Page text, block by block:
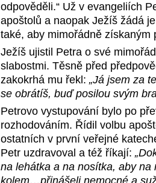
odpověděli.“ Už v evangeliích
apoštolů a naopak Ježíš žádá
také, aby mimořádně
Ježíš ujistil Petra o své
slabostmi. Těsně před
zakokrhá mu řekl: „Já jsem za
se obrátíš, buď posilou svým
Petrovo vystupování bylo po
rozhodováním. Řídil volbu
ostatních v první veřejné
Petr uzdravoval a též říkají:
na lehátka a na nosítka, aby